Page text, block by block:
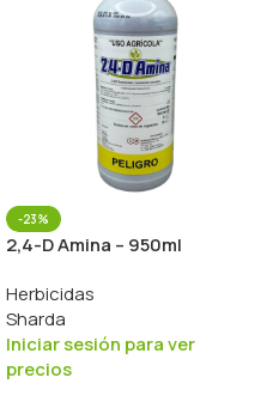
-23%
2,4-D Amina – 950ml
Herbicidas
Sharda
Iniciar sesión para ver
precios